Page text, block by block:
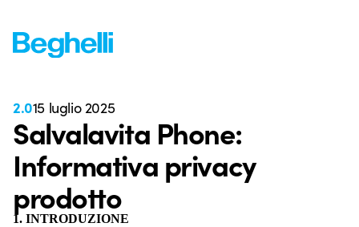
2.015 luglio 2025
Salvalavita Phone:
Informativa privacy
prodotto
1. INTRODUZIONE